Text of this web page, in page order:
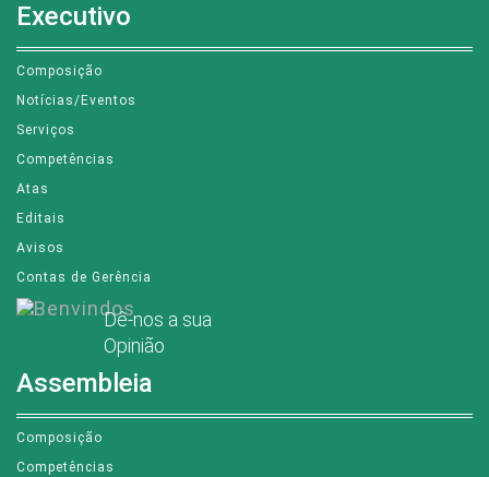
Executivo
Composição
Notícias/Eventos
Serviços
Competências
Atas
Editais
Avisos
Contas de Gerência
Dê-nos a sua
Opinião
Assembleia
Composição
Competências